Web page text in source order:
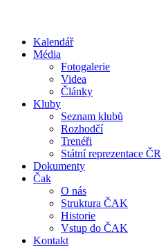
Kalendář
Média
Fotogalerie
Videa
Články
Kluby
Seznam klubů
Rozhodčí
Trenéři
Státní reprezentace ČR
Dokumenty
Čak
O nás
Struktura ČAK
Historie
Vstup do ČAK
Kontakt